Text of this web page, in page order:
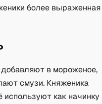
более выраженная
в мороженое,
смузи. Княженика
используют как начинку